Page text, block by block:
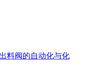
出料阀的自动化与化